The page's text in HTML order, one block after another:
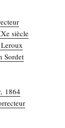
siècle
Sordet
1864